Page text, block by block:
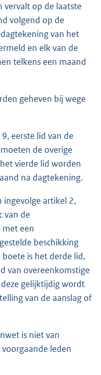
vervalt op de laatste
volgend op de
van het
en elk van de
telkens een maand
geheven bij wege
eerste lid van de
de overige
vierde lid worden
na dagtekening.
artikel 2,
van de
een
beschikking
is het derde lid,
van overeenkomstige
gelijktijdig wordt
van de aanslag of
is niet van
leden